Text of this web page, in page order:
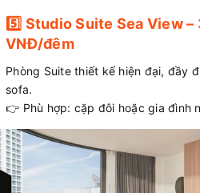
5️⃣ Studio Suite Sea View
VNĐ/đêm
Phòng Suite thiết kế hiện đại, đầy
sofa.
👉 Phù hợp: cặp đôi hoặc gia đình